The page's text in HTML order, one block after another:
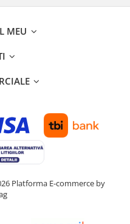
MEU
Platforma E-commerce by